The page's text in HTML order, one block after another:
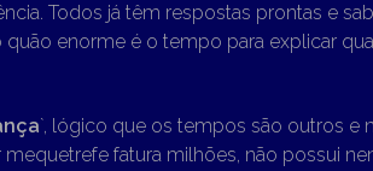
Todos já têm respostas prontas e
enorme é o tempo para explicar
`, lógico que os tempos são outros e
fatura milhões, não possui